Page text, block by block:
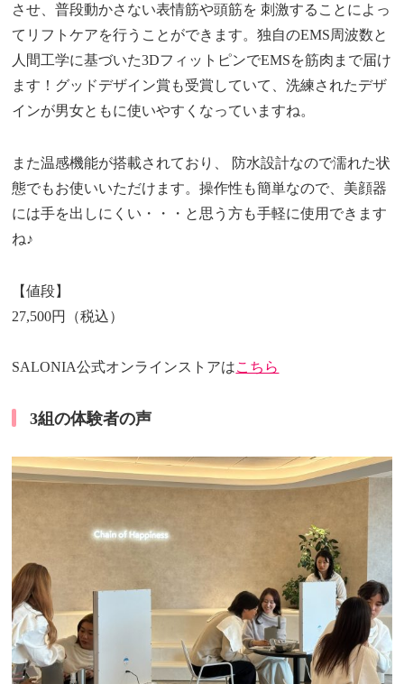
させ、普段動かさない表情筋や頭筋を 刺激することによっ
てリフトケアを行うことができます。独自のEMS周波数と
人間工学に基づいた3DフィットピンでEMSを筋肉まで届け
ます！グッドデザイン賞も受賞していて、洗練されたデザ
インが男女ともに使いやすくなっていますね。
また温感機能が搭載されており、 防水設計なので濡れた状
態でもお使いいただけます。操作性も簡単なので、美顔器
には手を出しにくい・・・と思う方も手軽に使用できます
ね♪
【値段】
27,500円（税込）
SALONIA公式オンラインストアはこちら
3組の体験者の声